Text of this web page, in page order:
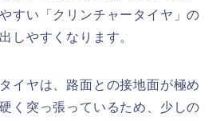
すい「クリンチャータイヤ」の
しやすくなります。
イヤは、路面との接地面が極め
く突っ張っているため、少しの